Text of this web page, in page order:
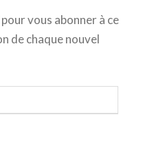
vous abonner à ce
de chaque nouvel